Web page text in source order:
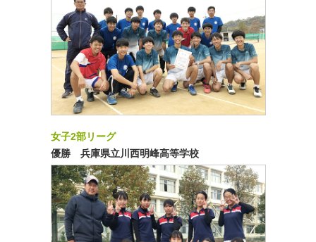
女子2部リーグ
優勝 兵庫県立川西明峰高等学校